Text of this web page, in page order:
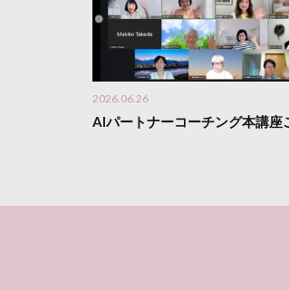
2026.06.26
AIパートナーコーチング本講座